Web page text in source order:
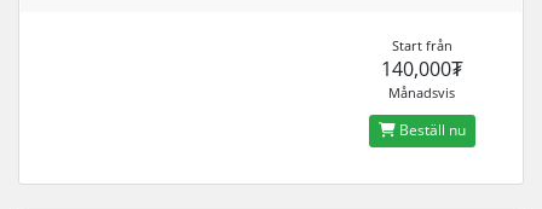
Start från
140,000₮
Månadsvis
Beställ nu